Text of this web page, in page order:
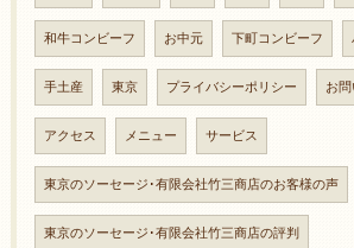
和牛コンビーフ お中元 下町コンビーフ
手土産 東京 プライバシーポリシー お
アクセス メニュー サービス
東京のソーセージ･有限会社竹三商店のお客様の声
東京のソーセージ･有限会社竹三商店の評判